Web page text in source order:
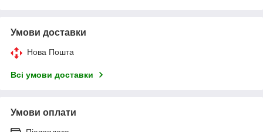
Умови доставки
Нова Пошта
Всі умови доставки
Умови оплати